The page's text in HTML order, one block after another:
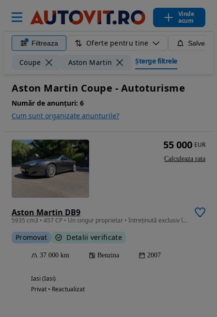
Vinde
acum
Filtreaza Oferte pentru tine
Coupe Aston Martin Șterge filtrele
Aston Martin Coupe - Autoturisme
Număr de anunțuri: 6
Cum sunt organizate anunturile?
Aston Martin DB9
5935 cm3 • 457 CP • Un singur proprietar • Întreținută exclusiv în reprezentanță
Promovat Detalii verificate
37 000 km Benzina 2007
Iasi (Iasi)
Privat • Reactualizat
55 000 EUR
Calculeaza rata